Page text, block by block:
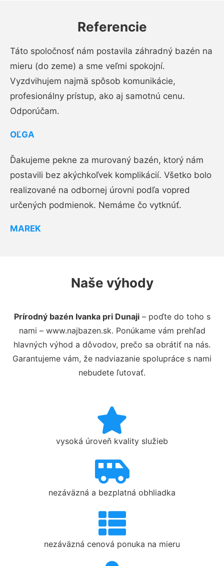
Referencie
Táto spoločnosť nám postavila záhradný bazén na
mieru (do zeme) a sme veľmi spokojní.
Vyzdvihujem najmä spôsob komunikácie,
profesionálny prístup, ako aj samotnú cenu.
Odporúčam.
OĽGA
Ďakujeme pekne za murovaný bazén, ktorý nám
postavili bez akýchkoľvek komplikácií. Všetko bolo
realizované na odbornej úrovni podľa vopred
určených podmienok. Nemáme čo vytknúť.
MAREK
Naše výhody
Prírodný bazén Ivanka pri Dunaji– poďte do toho s
nami – www.najbazen.sk. Ponúkame vám prehľad
hlavných výhod a dôvodov, prečo sa obrátiť na nás.
Garantujeme vám, že nadviazanie spolupráce s nami
nebudete ľutovať.
vysoká úroveň kvality služieb
nezáväzná a bezplatná obhliadka
nezáväzná cenová ponuka na mieru